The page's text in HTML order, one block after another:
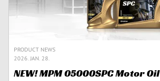
PRODUCT NEWS
2026. JAN. 28.
NEW! MPM 05000SPC Motor Oil